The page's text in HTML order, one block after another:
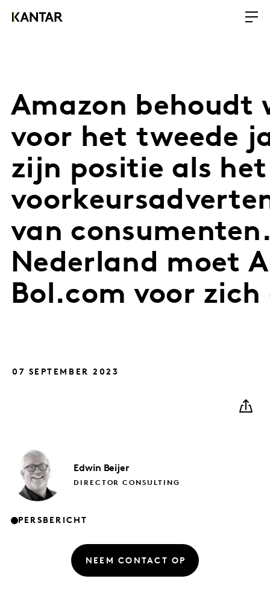
Amazon behoudt
voor het tweede
zijn positie als het
van
Nederland moet
Bol.com voor
07 SEPTEMBER 2023
Edwin Beijer
DIRECTOR CONSULTING
PERSBERICHT
NEEM CONTACT OP